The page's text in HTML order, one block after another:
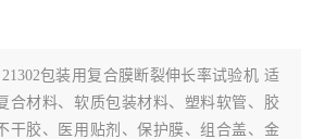
包装用复合膜断裂伸长率试验机 适
合材料、软质包装材料、塑料软管、胶
干胶、医用贴剂、保护膜、组合盖、金